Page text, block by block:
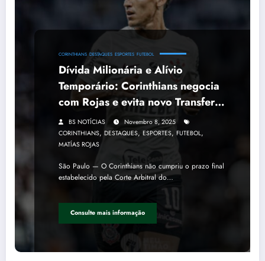
CORINTHIANS DESTAQUES ESPORTES FUTEBOL
Dívida Milionária e Alívio
Temporário: Corinthians negocia
com Rojas e evita novo Transfer
BanBS NOTÍCIAS
Novembro 8, 2025
CORINTHIANS, DESTAQUES, ESPORTES, FUTEBOL,
MATÍAS ROJAS
São Paulo — O Corinthians não cumpriu o prazo final
estabelecido pela Corte Arbitral do…
Consulte mais informação